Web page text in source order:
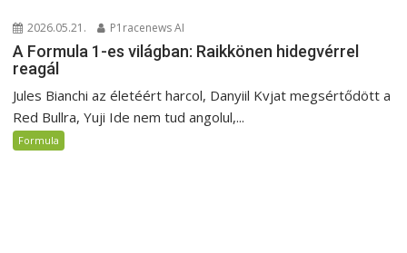
2026.05.21. P1racenews AI
A Formula 1-es világban: Raikkönen hidegvérrel
reagál
Jules Bianchi az életéért harcol, Danyiil Kvjat megsértődött a
Red Bullra, Yuji Ide nem tud angolul,...
Formula